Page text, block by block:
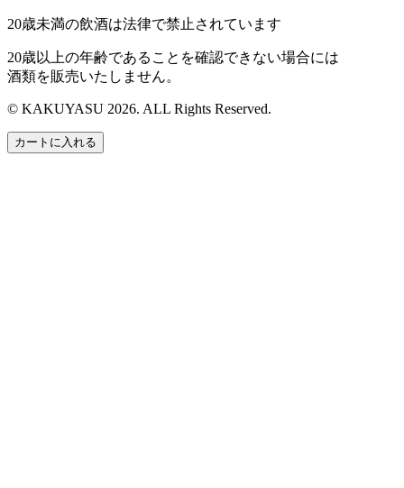
20歳未満の飲酒は法律で禁止されています
20歳以上の年齢であることを確認できない場合には
酒類を販売いたしません。
© KAKUYASU 2026. ALL Rights Reserved.
カートに入れる